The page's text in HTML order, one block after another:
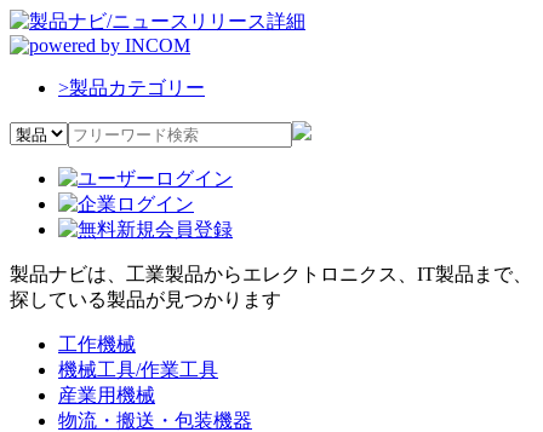
>製品カテゴリー
製品ナビは、工業製品からエレクトロニクス、IT製品まで、
探している製品が見つかります
工作機械
機械工具/作業工具
産業用機械
物流・搬送・包装機器